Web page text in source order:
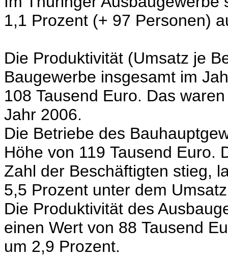
1,1 Prozent (+ 97 Personen)
Die Produktivität (Umsatz je
Baugewerbe insgesamt im
108 Tausend Euro. Das
Jahr 2006.
Die Betriebe des
Höhe von 119 Tausend Euro.
Zahl der Beschäftigten stieg,
5,5 Prozent unter dem
Die Produktivität des
einen Wert von 88 Tausend
um 2,9 Prozent.